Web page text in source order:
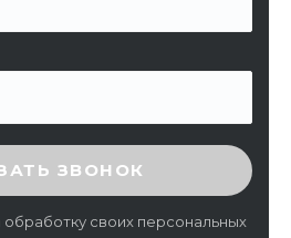
КОД
ЗВОНОК
обработку своих персональных